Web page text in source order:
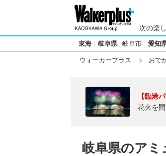
次の楽
東海 岐阜県 岐阜市 愛知
ウォーカープラス おで
【臨港
花火を
岐阜県のアミ